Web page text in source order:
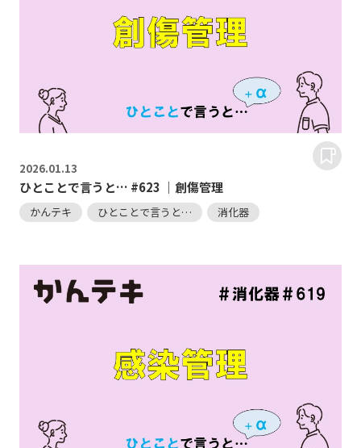
2026.01.13
ひとことで言うと… #623 ｜創傷管理
かんテキ ひとことで言うと… 消化器